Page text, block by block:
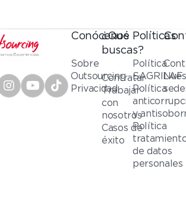
Conócenos
Sobre
Outsourcing
Privacidad
¿Qué
buscas?
Contratar
Trabajar
con
nosotros
Casos de
éxito
Políticas
Política
SAGRILAF
Política
y
Política
de datos
personales